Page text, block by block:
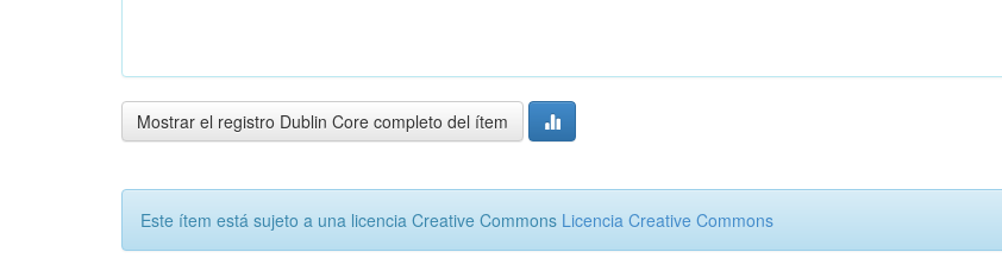
Mostrar el registro Dublin Core completo del ítem
Este ítem está sujeto a una licencia Creative Commons Licencia Creative Commons